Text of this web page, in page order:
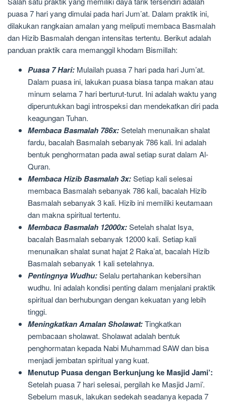
puasa 7 hari yang dimulai pada hari Jum’at. Dalam praktik ini,
dilakukan rangkaian amalan yang meliputi membaca Basmalah
dan Hizib Basmalah dengan intensitas tertentu. Berikut adalah
panduan praktik cara memanggil khodam Bismillah:
Puasa 7 Hari: Mulailah puasa 7 hari pada hari Jum’at.
Dalam puasa ini, lakukan puasa biasa tanpa makan atau
minum selama 7 hari berturut-turut. Ini adalah waktu yang
diperuntukkan bagi introspeksi dan mendekatkan diri pada
keagungan Tuhan.
Membaca Basmalah 786x:Setelah menunaikan shalat
fardu, bacalah Basmalah sebanyak 786 kali. Ini adalah
bentuk penghormatan pada awal setiap surat dalam Al-
Quran.
Membaca Hizib Basmalah 3x:Setiap kali selesai
membaca Basmalah sebanyak 786 kali, bacalah Hizib
Basmalah sebanyak 3 kali. Hizib ini memiliki keutamaan
dan makna spiritual tertentu.
Membaca Basmalah 12000x:Setelah shalat Isya,
bacalah Basmalah sebanyak 12000 kali. Setiap kali
menunaikan shalat sunat hajat 2 Raka’at, bacalah Hizib
Basmalah sebanyak 1 kali setelahnya.
Pentingnya Wudhu:Selalu pertahankan kebersihan
wudhu. Ini adalah kondisi penting dalam menjalani praktik
spiritual dan berhubungan dengan kekuatan yang lebih
tinggi.
Meningkatkan Amalan Sholawat:Tingkatkan
pembacaan sholawat. Sholawat adalah bentuk
penghormatan kepada Nabi Muhammad SAW dan bisa
menjadi jembatan spiritual yang kuat.
Menutup Puasa dengan Berkunjung ke Masjid Jami’:
Setelah puasa 7 hari selesai, pergilah ke Masjid Jami’.
Sebelum masuk, lakukan sedekah seadanya kepada 7